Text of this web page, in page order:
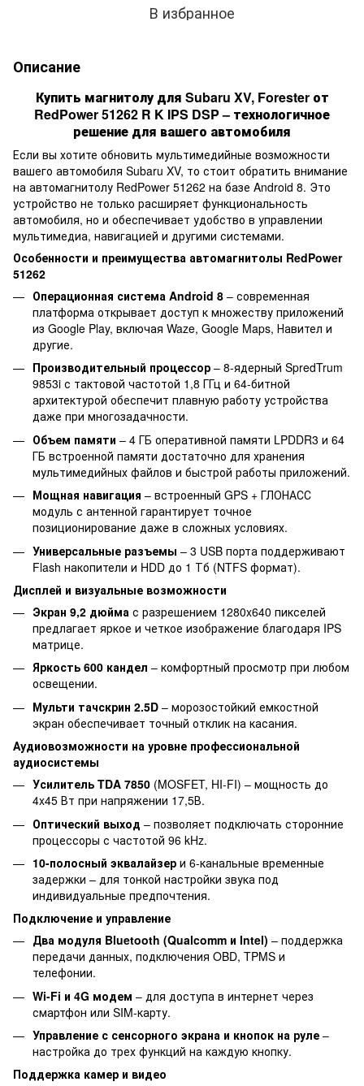
В избранное
Описание
Купить магнитолу для Subaru XV, Forester от
RedPower 51262 R K IPS DSP – технологичное
решение для вашего автомобиля
Если вы хотите обновить мультимедийные возможности
вашего автомобиля Subaru XV, то стоит обратить внимание
на автомагнитолу RedPower 51262 на базе Android 8. Это
устройство не только расширяет функциональность
автомобиля, но и обеспечивает удобство в управлении
мультимедиа, навигацией и другими системами.
Особенности и преимущества автомагнитолы RedPower
51262
Операционная система Android 8 – современная
платформа открывает доступ к множеству приложений
из Google Play, включая Waze, Google Maps, Навител и
другие.
Производительный процессор – 8-ядерный SpredTrum
9853i с тактовой частотой 1,8 ГГц и 64-битной
архитектурой обеспечит плавную работу устройства
даже при многозадачности.
Объем памяти – 4 ГБ оперативной памяти LPDDR3 и 64
ГБ встроенной памяти достаточно для хранения
мультимедийных файлов и быстрой работы приложений.
Мощная навигация – встроенный GPS + ГЛОНАСС
модуль с антенной гарантирует точное
позиционирование даже в сложных условиях.
Универсальные разъемы – 3 USB порта поддерживают
Flash накопители и HDD до 1 Тб (NTFS формат).
Дисплей и визуальные возможности
Экран 9,2 дюйма с разрешением 1280x640 пикселей
предлагает яркое и четкое изображение благодаря IPS
матрице.
Яркость 600 кандел – комфортный просмотр при любом
освещении.
Мульти тачскрин 2.5D – морозостойкий емкостной
экран обеспечивает точный отклик на касания.
Аудиовозможности на уровне профессиональной
аудиосистемы
Усилитель TDA 7850 (MOSFET, HI-FI) – мощность до
4x45 Вт при напряжении 17,5В.
Оптический выход – позволяет подключать сторонние
процессоры с частотой 96 kHz.
10-полосный эквалайзер и 6-канальные временные
задержки – для тонкой настройки звука под
индивидуальные предпочтения.
Подключение и управление
Два модуля Bluetooth (Qualcomm и Intel) – поддержка
передачи данных, подключения OBD, TPMS и
телефонии.
Wi-Fi и 4G модем – для доступа в интернет через
смартфон или SIM-карту.
Управление с сенсорного экрана и кнопок на руле –
настройка до трех функций на каждую кнопку.
Поддержка камер и видео